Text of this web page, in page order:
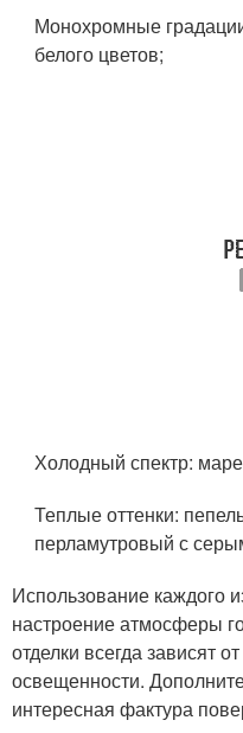
Монохромные
белого цветов;
Холодный спектр:
Теплые оттенки:
перламутровый с
Использование каждого
настроение атмосферы
отделки всегда зависят
освещенности.
интересная фактура